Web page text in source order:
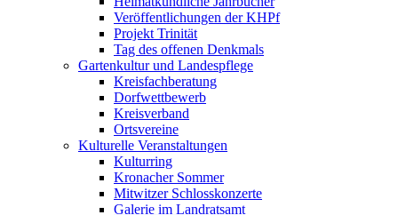
Veröffentlichungen der KHPf
Projekt Trinität
Tag des offenen Denkmals
Gartenkultur und Landespflege
Kreisfachberatung
Dorfwettbewerb
Kreisverband
Ortsvereine
Kulturelle Veranstaltungen
Kulturring
Kronacher Sommer
Mitwitzer Schlosskonzerte
Galerie im Landratsamt